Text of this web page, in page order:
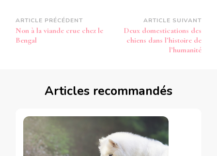
Navigation
d’article
ARTICLE PRÉCÉDENT
Non à la viande crue chez le
Bengal
ARTICLE SUIVANT
Deux domestications des
chiens dans l’histoire de
l’humanité
Articles recommandés